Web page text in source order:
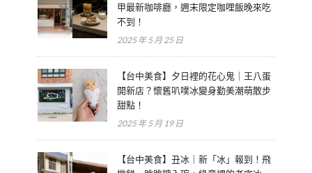
甲最新咖啡廳，週末限定咖哩飯晚來吃
不到！
2025 年 5 月 25 日
【台中美食】夕日裡的花心鬼｜王八蛋
開新店？懷舊叭噗冰變身勤美潮萌散步
甜點！
2025 年 5 月 19 日
【台中美食】丑冰｜新「冰」報到！飛